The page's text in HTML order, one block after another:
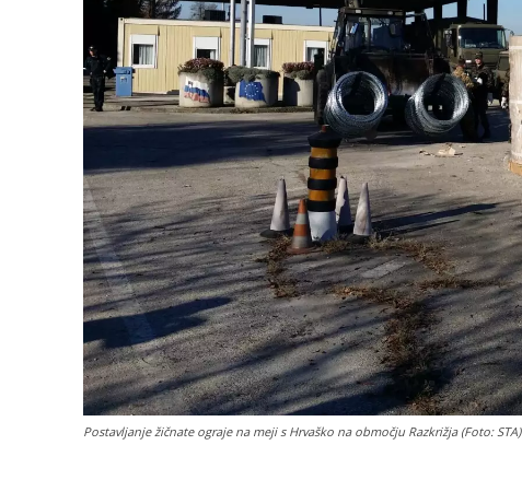
Postavljanje žičnate ograje na meji s Hrvaško na območju Razkrižja (Foto: STA)